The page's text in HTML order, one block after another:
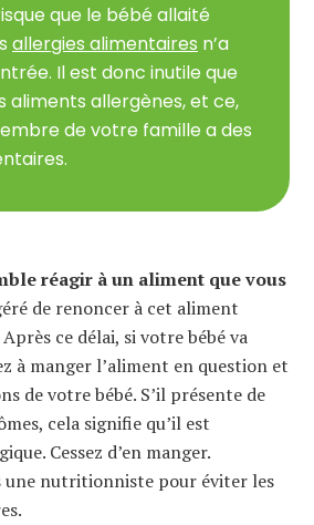
que le bébé allaité
allergies alimentaires n’a
Il est donc inutile que
aliments allergènes, et ce,
de votre famille a des
réagir à un aliment que vous
de renoncer à cet aliment
ce délai, si votre bébé va
à manger l’aliment en question et
de votre bébé. S’il présente de
cela signifie qu’il est
Cessez d’en manger.
une nutritionniste pour éviter les